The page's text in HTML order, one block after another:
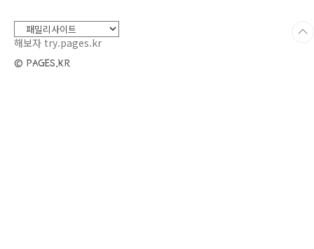
그러나 빛이 부족한 공간이라면 스파티필름, 페
페로미아, 산세베리아 같은 저..
해보자 try.pages.kr
© PAGES.KR